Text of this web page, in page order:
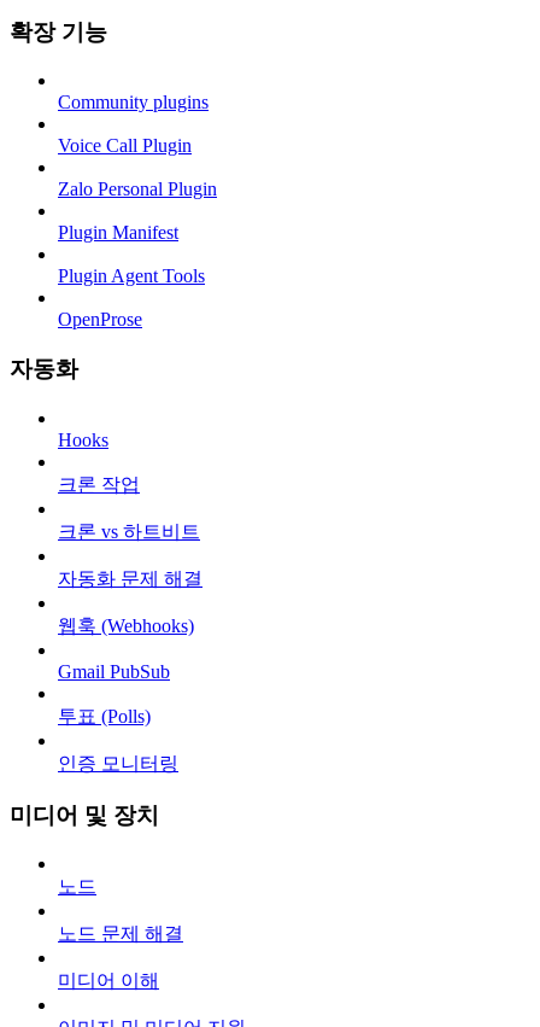
확장 기능
Community plugins
Voice Call Plugin
Zalo Personal Plugin
Plugin Manifest
Plugin Agent Tools
OpenProse
자동화
Hooks
크론 작업
크론 vs 하트비트
자동화 문제 해결
웹훅 (Webhooks)
Gmail PubSub
투표 (Polls)
인증 모니터링
미디어 및 장치
노드
노드 문제 해결
미디어 이해